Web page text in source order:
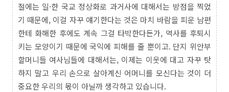
절에는 일·한 국교 정상화로 과거사에 대해서는 방점을 찍었
기 때문에, 이걸 자꾸 얘기한다는 것은 마치 바람을 피운 남편
한테 화해한 후에도 계속 그걸 타박한다든가, 역사를 후퇴시
키는 모양이기 때문에 국익에 피해를 줄 뿐이고. 단지 위안부
할머니들 여사님들에 대해서는, 이제는 이웃에 대고 자꾸 탓
하지 말고 우리 손으로 살아계신 어머니를 모신다는 것이 더
중요한 우리의 몫이 아닐까 생각하고 있습니다.